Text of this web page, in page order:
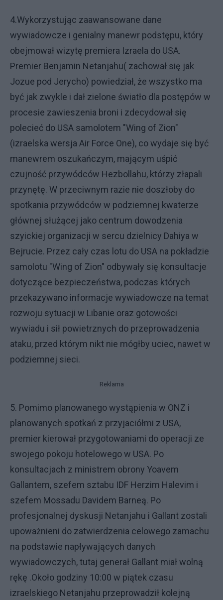
4.Wykorzystując zaawansowane dane
wywiadowcze i genialny manewr podstępu, który
obejmował wizytę premiera Izraela do USA.
Premier Benjamin Netanjahu( zachował się jak
Jozue pod Jerycho) powiedział, że wszystko ma
być jak zwykle i dał zielone światło dla postępów w
procesie zawieszenia broni i zdecydował się
polecieć do USA samolotem "Wing of Zion"
(izraelska wersja Air Force One), co wydaje się być
manewrem oszukańczym, mającym uśpić
czujność przywódców Hezbollahu, którzy złapali
przynętę. W przeciwnym razie nie doszłoby do
spotkania przywódców w podziemnej kwaterze
głównej służącej jako centrum dowodzenia
szyickiej organizacji w sercu dzielnicy Dahiya w
Bejrucie. Przez cały czas lotu do USA na pokładzie
samolotu "Wing of Zion" odbywały się konsultacje
dotyczące bezpieczeństwa, podczas których
przekazywano informacje wywiadowcze na temat
rozwoju sytuacji w Libanie oraz gotowości
wywiadu i sił powietrznych do przeprowadzenia
ataku, przed którym nikt nie mógłby uciec, nawet w
podziemnej sieci.
Reklama
5. Pomimo planowanego wystąpienia w ONZ i
planowanych spotkań z przyjaciółmi z USA,
premier kierował przygotowaniami do operacji ze
swojego pokoju hotelowego w USA. Po
konsultacjach z ministrem obrony Yoavem
Gallantem, szefem sztabu IDF Herzim Halevim i
szefem Mossadu Davidem Barneą. Po
profesjonalnej dyskusji Netanjahu i Gallant zostali
upoważnieni do zatwierdzenia celowego zamachu
na podstawie napływających danych
wywiadowczych, tutaj generał Gallant miał wolną
rękę .Około godziny 10:00 w piątek czasu
izraelskiego Netanjahu przeprowadził kolejną